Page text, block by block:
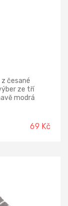
česané
ze tří
modrá
69 Kč